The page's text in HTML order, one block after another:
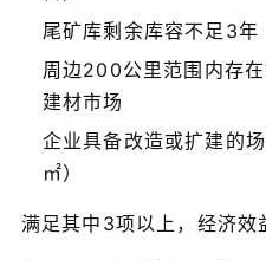
尾矿库剩余库容不足3年
周边200公里范围内存
建材市场
企业具备改造或扩建的
㎡）
满足其中3项以上，经济效